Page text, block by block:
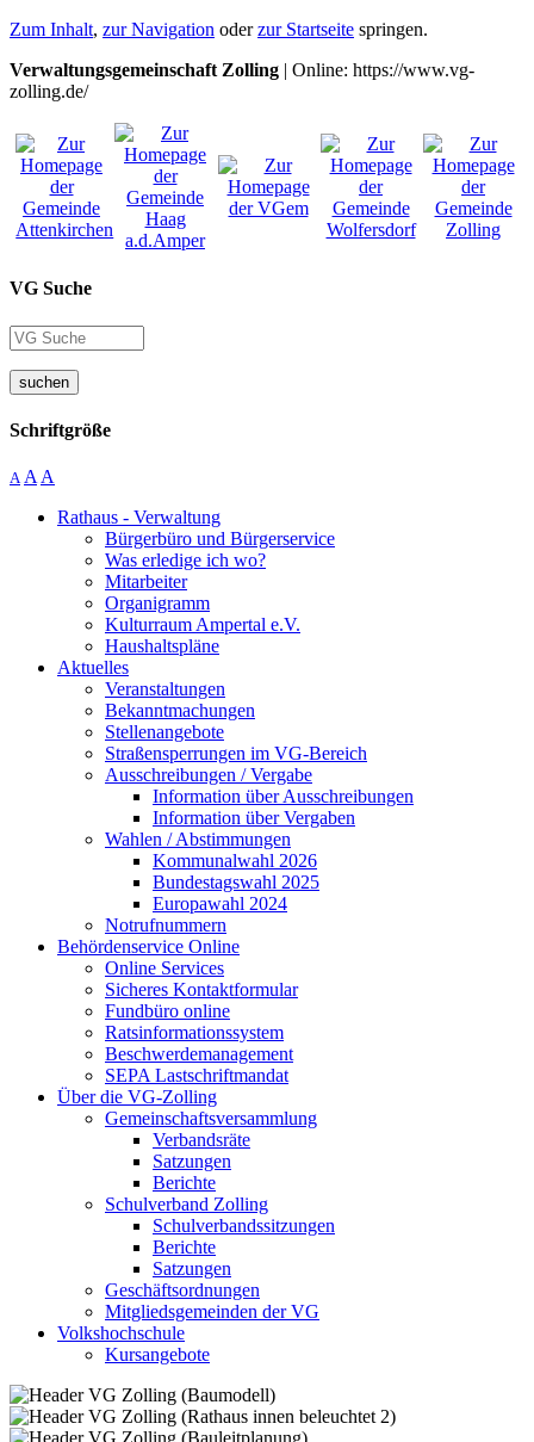
Zum Inhalt, zur Navigation oderzur Startseite springen.
Verwaltungsgemeinschaft Zolling | Online: https://www.vg-
zolling.de/
VG Suche
suchen
Schriftgröße
A A A
Rathaus - Verwaltung
Bürgerbüro und Bürgerservice
Was erledige ich wo?
Mitarbeiter
Organigramm
Kulturraum Ampertal e.V.
Haushaltspläne
Aktuelles
Veranstaltungen
Bekanntmachungen
Stellenangebote
Straßensperrungen im VG-Bereich
Ausschreibungen / Vergabe
Information über Ausschreibungen
Information über Vergaben
Wahlen / Abstimmungen
Kommunalwahl 2026
Bundestagswahl 2025
Europawahl 2024
Notrufnummern
Behördenservice Online
Online Services
Sicheres Kontaktformular
Fundbüro online
Ratsinformationssystem
Beschwerdemanagement
SEPA Lastschriftmandat
Über die VG-Zolling
Gemeinschaftsversammlung
Verbandsräte
Satzungen
Berichte
Schulverband Zolling
Schulverbandssitzungen
Berichte
Satzungen
Geschäftsordnungen
Mitgliedsgemeinden der VG
Volkshochschule
Kursangebote